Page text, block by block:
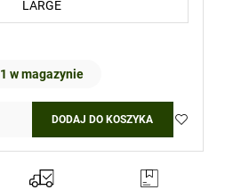
1 w magazynie
DODAJ DO KOSZYKA